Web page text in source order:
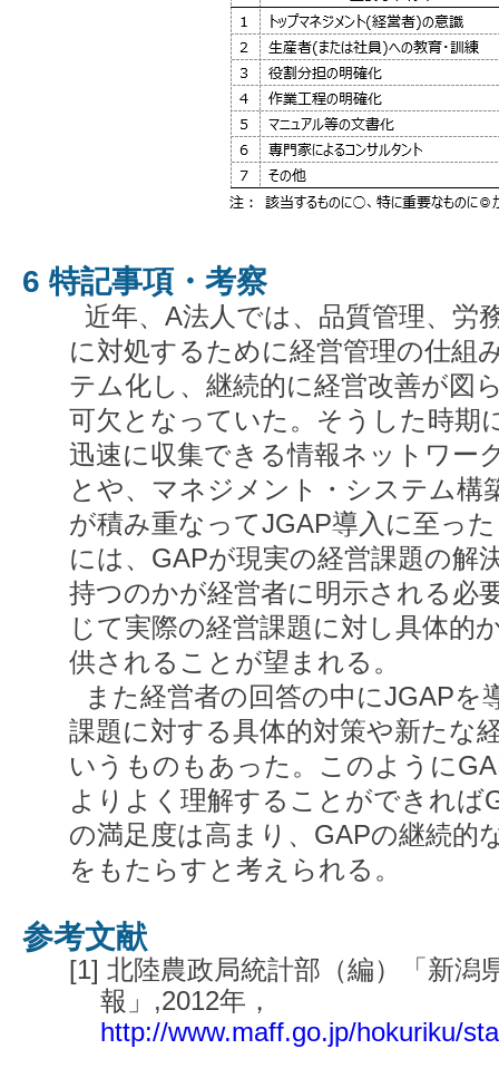
6 特記事項・考察
近年、A法人では、品質管理、労
に対処するために経営管理の仕組
テム化し、継続的に経営改善が図
可欠となっていた。そうした時期
迅速に収集できる情報ネットワー
とや、マネジメント・システム構
が積み重なってJGAP導入に至っ
には、GAPが現実の経営課題の解
持つのかが経営者に明示される必
じて実際の経営課題に対し具体的
供されることが望まれる。
また経営者の回答の中にJGAPを
課題に対する具体的対策や新たな
いうものもあった。このように
よりよく理解することができれば
の満足度は高まり、GAPの継続的
をもたらすと考えられる。
参考文献
[1] 北陸農政局統計部（編）「新潟
報」,2012年，
http://www.maff.go.jp/hokuriku/